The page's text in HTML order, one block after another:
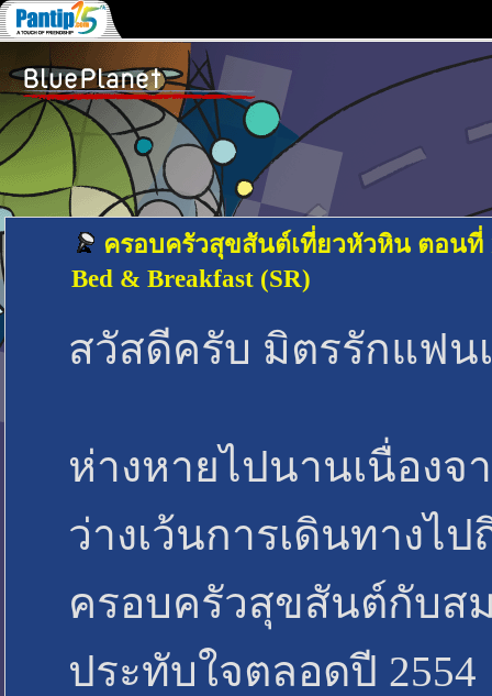
ครอบครัวสุขสันต์เที่ยวหัวหิน ตอนที่
Bed & Breakfast (SR)
สวัสดีครับ มิตรรักแฟน
ห่างหายไปนานเนื่องจ
ว่างเว้นการเดินทางไป
ครอบครัวสุขสันต์กับส
ประทับใจตลอดปี 2554